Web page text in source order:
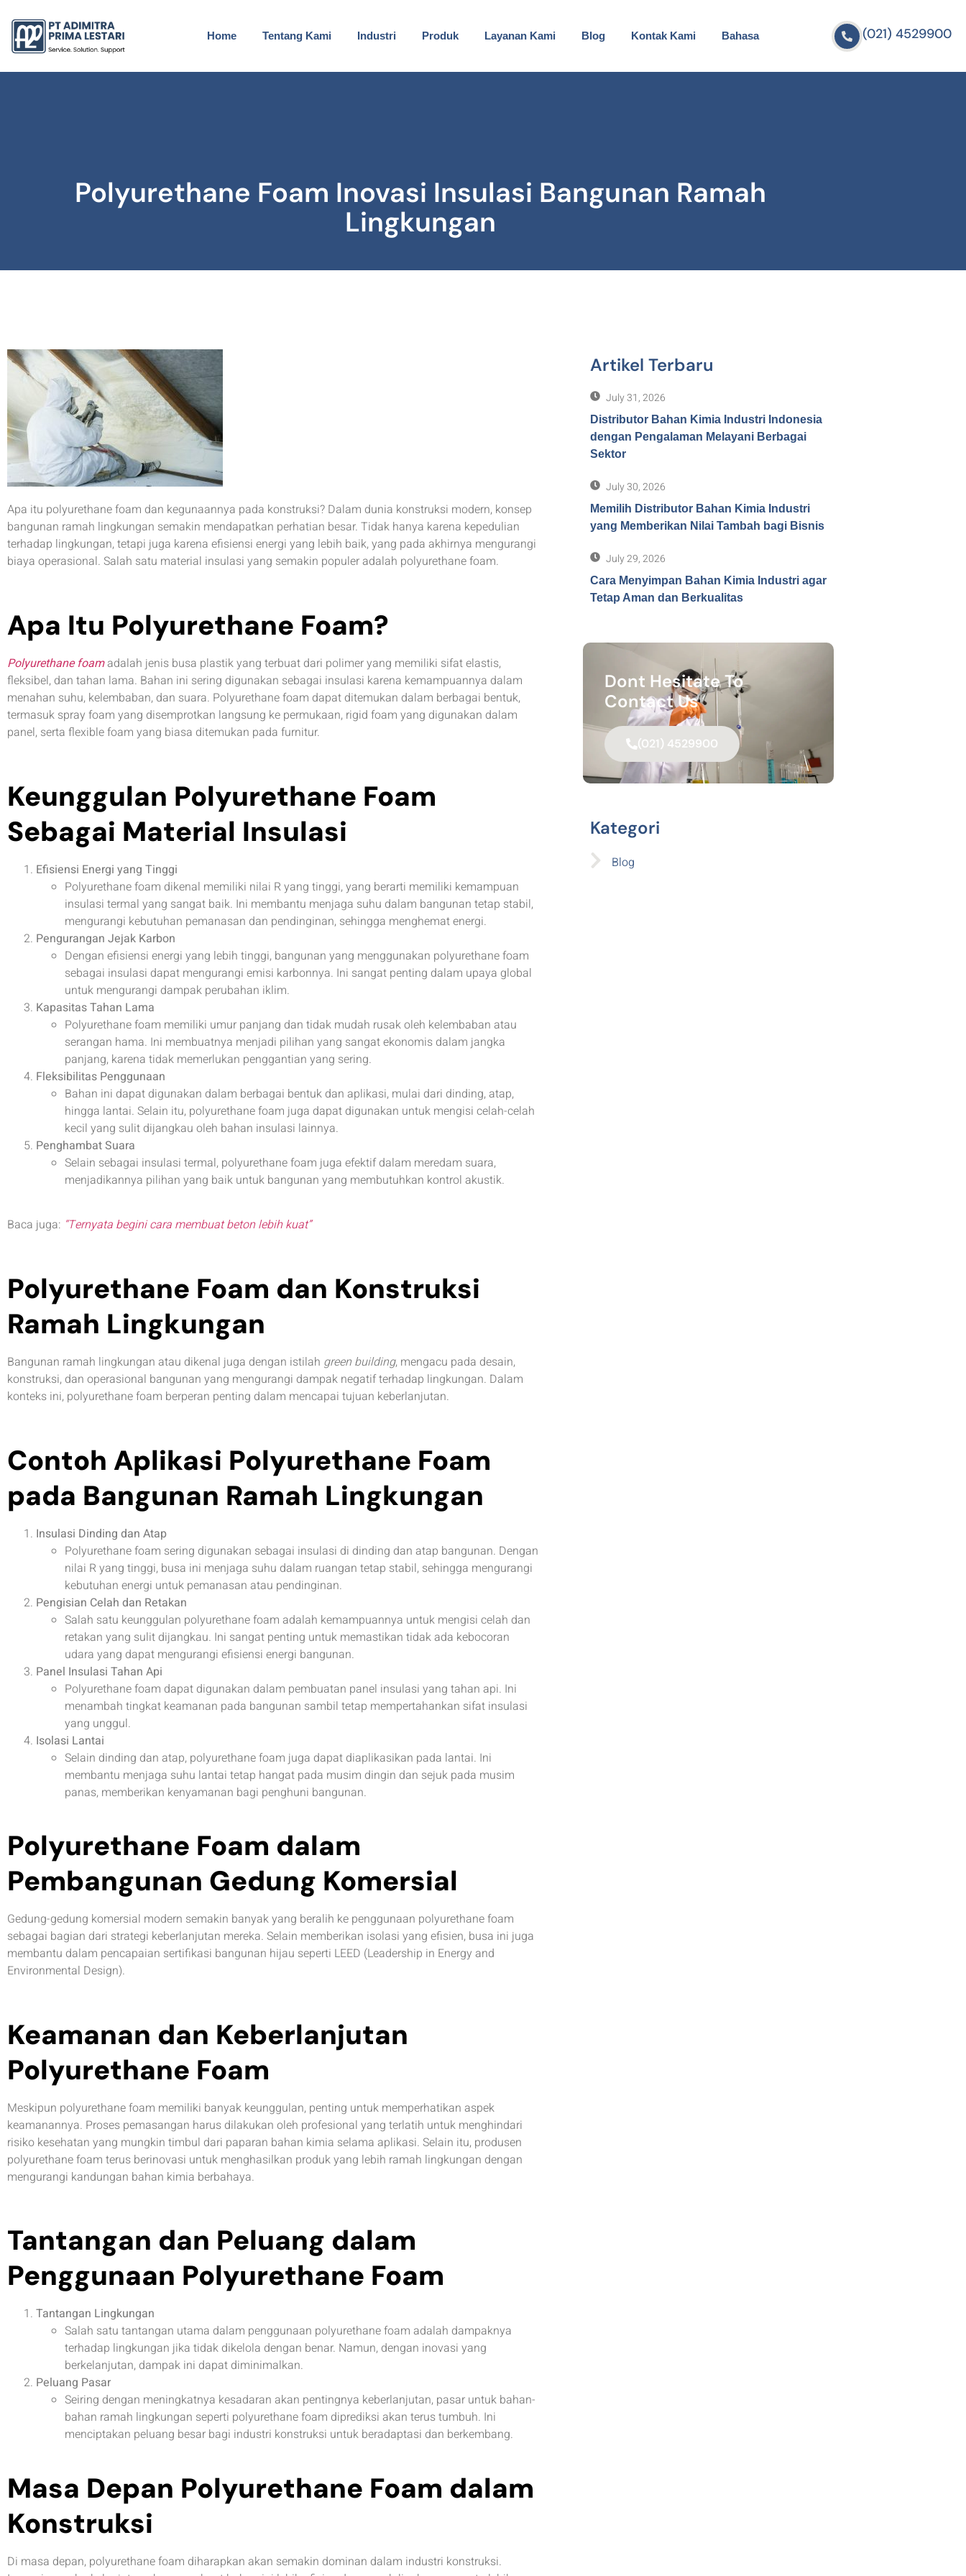
Home Tentang Kami Industri Produk Layanan Kami Blog Kontak Kami Bahasa (021) 4529900
Polyurethane Foam Inovasi Insulasi Bangunan Ramah
Lingkungan
Apa itu polyurethane foam dan kegunaannya pada konstruksi? Dalam dunia konstruksi modern, konsep
bangunan ramah lingkungan semakin mendapatkan perhatian besar. Tidak hanya karena kepedulian
terhadap lingkungan, tetapi juga karena efisiensi energi yang lebih baik, yang pada akhirnya mengurangi
biaya operasional. Salah satu material insulasi yang semakin populer adalah polyurethane foam.
Apa Itu Polyurethane Foam?
Polyurethane foamadalah jenis busa plastik yang terbuat dari polimer yang memiliki sifat elastis,
fleksibel, dan tahan lama. Bahan ini sering digunakan sebagai insulasi karena kemampuannya dalam
menahan suhu, kelembaban, dan suara. Polyurethane foam dapat ditemukan dalam berbagai bentuk,
termasuk spray foam yang disemprotkan langsung ke permukaan, rigid foam yang digunakan dalam
panel, serta flexible foam yang biasa ditemukan pada furnitur.
Keunggulan Polyurethane Foam
Sebagai Material Insulasi
Efisiensi Energi yang Tinggi
Polyurethane foam dikenal memiliki nilai R yang tinggi, yang berarti memiliki kemampuan
insulasi termal yang sangat baik. Ini membantu menjaga suhu dalam bangunan tetap stabil,
mengurangi kebutuhan pemanasan dan pendinginan, sehingga menghemat energi.
Pengurangan Jejak Karbon
Dengan efisiensi energi yang lebih tinggi, bangunan yang menggunakan polyurethane foam
sebagai insulasi dapat mengurangi emisi karbonnya. Ini sangat penting dalam upaya global
untuk mengurangi dampak perubahan iklim.
Kapasitas Tahan Lama
Polyurethane foam memiliki umur panjang dan tidak mudah rusak oleh kelembaban atau
serangan hama. Ini membuatnya menjadi pilihan yang sangat ekonomis dalam jangka
panjang, karena tidak memerlukan penggantian yang sering.
Fleksibilitas Penggunaan
Bahan ini dapat digunakan dalam berbagai bentuk dan aplikasi, mulai dari dinding, atap,
hingga lantai. Selain itu, polyurethane foam juga dapat digunakan untuk mengisi celah-celah
kecil yang sulit dijangkau oleh bahan insulasi lainnya.
Penghambat Suara
Selain sebagai insulasi termal, polyurethane foam juga efektif dalam meredam suara,
menjadikannya pilihan yang baik untuk bangunan yang membutuhkan kontrol akustik.
Baca juga: “Ternyata begini cara membuat beton lebih kuat”
Polyurethane Foam dan Konstruksi
Ramah Lingkungan
Bangunan ramah lingkungan atau dikenal juga dengan istilah green building, mengacu pada desain,
konstruksi, dan operasional bangunan yang mengurangi dampak negatif terhadap lingkungan. Dalam
konteks ini, polyurethane foam berperan penting dalam mencapai tujuan keberlanjutan.
Contoh Aplikasi Polyurethane Foam
pada Bangunan Ramah Lingkungan
Insulasi Dinding dan Atap
Polyurethane foam sering digunakan sebagai insulasi di dinding dan atap bangunan. Dengan
nilai R yang tinggi, busa ini menjaga suhu dalam ruangan tetap stabil, sehingga mengurangi
kebutuhan energi untuk pemanasan atau pendinginan.
Pengisian Celah dan Retakan
Salah satu keunggulan polyurethane foam adalah kemampuannya untuk mengisi celah dan
retakan yang sulit dijangkau. Ini sangat penting untuk memastikan tidak ada kebocoran
udara yang dapat mengurangi efisiensi energi bangunan.
Panel Insulasi Tahan Api
Polyurethane foam dapat digunakan dalam pembuatan panel insulasi yang tahan api. Ini
menambah tingkat keamanan pada bangunan sambil tetap mempertahankan sifat insulasi
yang unggul.
Isolasi Lantai
Selain dinding dan atap, polyurethane foam juga dapat diaplikasikan pada lantai. Ini
membantu menjaga suhu lantai tetap hangat pada musim dingin dan sejuk pada musim
panas, memberikan kenyamanan bagi penghuni bangunan.
Polyurethane Foam dalam
Pembangunan Gedung Komersial
Gedung-gedung komersial modern semakin banyak yang beralih ke penggunaan polyurethane foam
sebagai bagian dari strategi keberlanjutan mereka. Selain memberikan isolasi yang efisien, busa ini juga
membantu dalam pencapaian sertifikasi bangunan hijau seperti LEED (Leadership in Energy and
Environmental Design).
Keamanan dan Keberlanjutan
Polyurethane Foam
Meskipun polyurethane foam memiliki banyak keunggulan, penting untuk memperhatikan aspek
keamanannya. Proses pemasangan harus dilakukan oleh profesional yang terlatih untuk menghindari
risiko kesehatan yang mungkin timbul dari paparan bahan kimia selama aplikasi. Selain itu, produsen
polyurethane foam terus berinovasi untuk menghasilkan produk yang lebih ramah lingkungan dengan
mengurangi kandungan bahan kimia berbahaya.
Tantangan dan Peluang dalam
Penggunaan Polyurethane Foam
Tantangan Lingkungan
Salah satu tantangan utama dalam penggunaan polyurethane foam adalah dampaknya
terhadap lingkungan jika tidak dikelola dengan benar. Namun, dengan inovasi yang
berkelanjutan, dampak ini dapat diminimalkan.
Peluang Pasar
Seiring dengan meningkatnya kesadaran akan pentingnya keberlanjutan, pasar untuk bahan-
bahan ramah lingkungan seperti polyurethane foam diprediksi akan terus tumbuh. Ini
menciptakan peluang besar bagi industri konstruksi untuk beradaptasi dan berkembang.
Masa Depan Polyurethane Foam dalam
Konstruksi
Di masa depan, polyurethane foam diharapkan akan semakin dominan dalam industri konstruksi.
Artikel Terbaru
July 31, 2026
Distributor Bahan Kimia Industri Indonesia
dengan Pengalaman Melayani Berbagai
Sektor
July 30, 2026
Memilih Distributor Bahan Kimia Industri
yang Memberikan Nilai Tambah bagi Bisnis
July 29, 2026
Cara Menyimpan Bahan Kimia Industri agar
Tetap Aman dan Berkualitas
Dont Hesitate To
Contact Us
(021) 4529900
Kategori
Blog